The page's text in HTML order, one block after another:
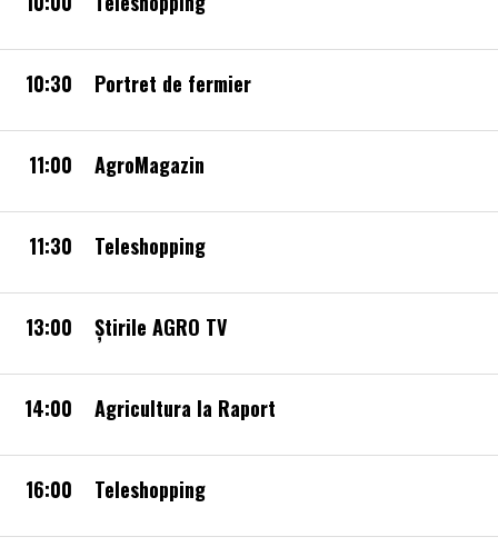
10:30 Portret de fermier
11:00 AgroMagazin
11:30 Teleshopping
13:00 Știrile AGRO TV
14:00 Agricultura la Raport
16:00 Teleshopping